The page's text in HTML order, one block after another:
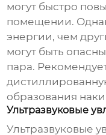
могут быстро
помещении.
энергии, чем
могут быть
пара.
образования
Ультразвуковые
Ультразвуковые